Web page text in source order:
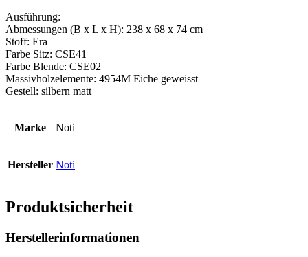
Ausführung:
Abmessungen (B x L x H): 238 x 68 x 74 cm
Stoff: Era
Farbe Sitz: CSE41
Farbe Blende: CSE02
Massivholzelemente: 4954M Eiche geweisst
Gestell: silbern matt
Marke Noti
Hersteller Noti
Produktsicherheit
Herstellerinformationen